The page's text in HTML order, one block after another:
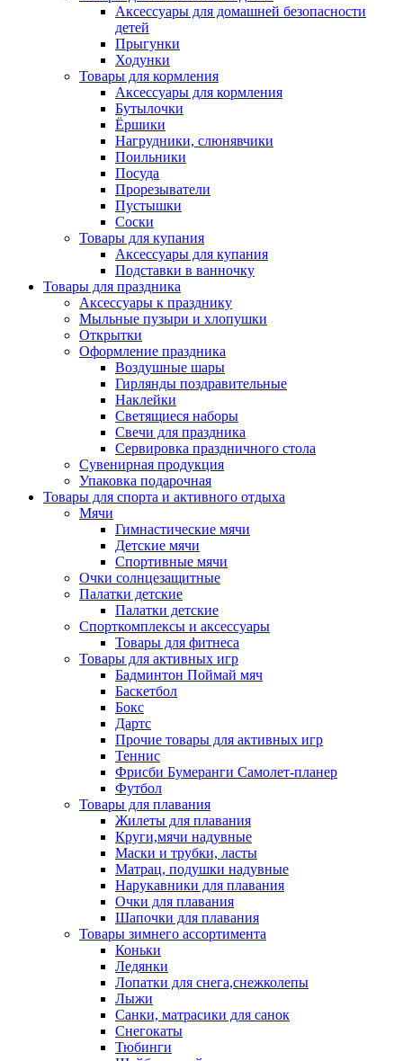
Аксессуары для домашней безопасности
детей
Прыгунки
Ходунки
Товары для кормления
Аксессуары для кормления
Бутылочки
Ёршики
Нагрудники, слюнявчики
Поильники
Посуда
Прорезыватели
Пустышки
Соски
Товары для купания
Аксессуары для купания
Подставки в ванночку
Товары для праздника
Аксессуары к празднику
Мыльные пузыри и хлопушки
Открытки
Оформление праздника
Воздушные шары
Гирлянды поздравительные
Наклейки
Светящиеся наборы
Свечи для праздника
Сервировка праздничного стола
Сувенирная продукция
Упаковка подарочная
Товары для спорта и активного отдыха
Мячи
Гимнастические мячи
Детские мячи
Спортивные мячи
Очки солнцезащитные
Палатки детские
Палатки детские
Спорткомплексы и аксессуары
Товары для фитнеса
Товары для активных игр
Бадминтон Поймай мяч
Баскетбол
Бокс
Дартс
Прочие товары для активных игр
Теннис
Фрисби Бумеранги Самолет-планер
Футбол
Товары для плавания
Жилеты для плавания
Круги,мячи надувные
Маски и трубки, ласты
Матрац, подушки надувные
Нарукавники для плавания
Очки для плавания
Шапочки для плавания
Товары зимнего ассортимента
Коньки
Ледянки
Лопатки для снега,снежколепы
Лыжи
Санки, матрасики для санок
Снегокаты
Тюбинги